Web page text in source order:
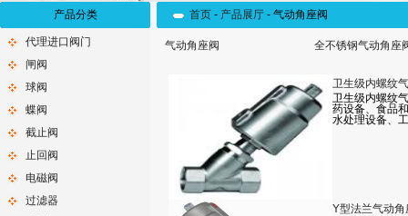
产品分类
代理进口阀门
闸阀
球阀
蝶阀
截止阀
止回阀
电磁阀
过滤器
首页 - 产品展厅 - 气动角座阀
气动角座阀 全不锈钢气动角座
卫生级内螺纹
卫生级内螺纹
药设备、食品
水处理设备、
Y型法兰气动角